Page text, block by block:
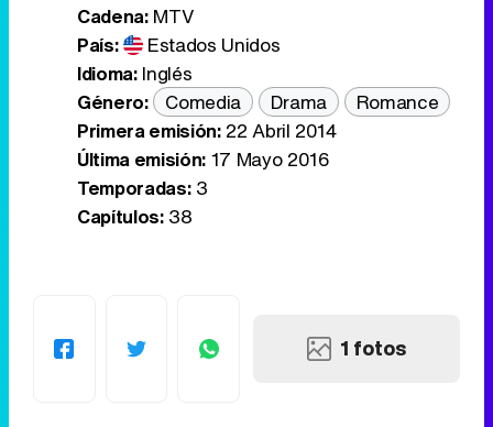
Cadena:MTV
País:
Estados Unidos
Idioma: Inglés
Género:
Comedia Drama
Romance
Primera emisión:22 Abril 2014
Última emisión:17 Mayo 2016
Temporadas:3
Capítulos:38
1 fotos